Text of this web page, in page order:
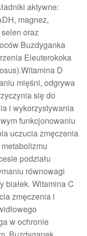
aktywne:
magnez,
oraz
Buzdyganka
Eleuterokoka
D
mięśni, odgrywa
się do
i wykorzystywania
funkcjonowaniu
uczucia zmęczenia
podziału
równowagi
białek. Witamina C
zmęczenia i
w ochronie